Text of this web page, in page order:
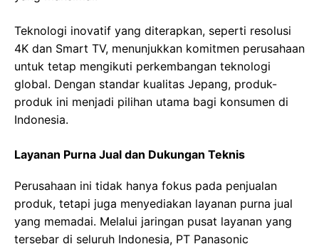
Teknologi inovatif yang diterapkan, seperti resolusi
4K dan Smart TV, menunjukkan komitmen perusahaan
untuk tetap mengikuti perkembangan teknologi
global. Dengan standar kualitas Jepang, produk-
produk ini menjadi pilihan utama bagi konsumen di
Indonesia.
Layanan Purna Jual dan Dukungan Teknis
Perusahaan ini tidak hanya fokus pada penjualan
produk, tetapi juga menyediakan layanan purna jual
yang memadai. Melalui jaringan pusat layanan yang
tersebar di seluruh Indonesia, PT Panasonic